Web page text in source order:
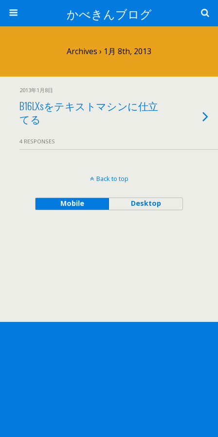
かべきんブログ
Archives › 1月 8th, 2013
2013年1月8日
B16LXsをテキストマシンに仕立
てる
4 RESPONSES
Back to top
Mobile Desktop